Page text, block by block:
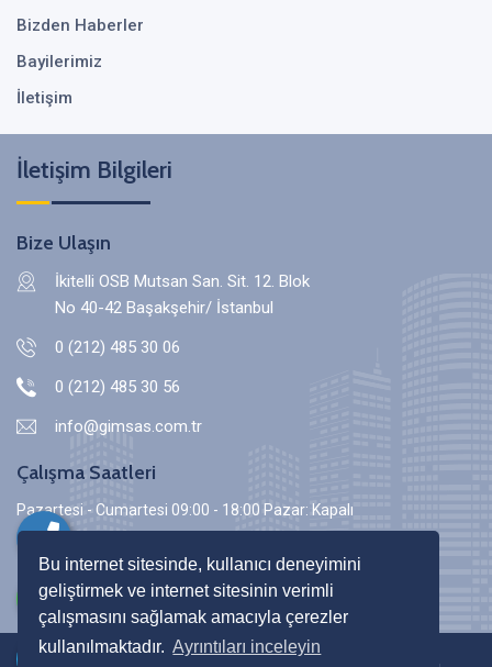
Bu internet sitesinde, kullanıcı deneyimini
geliştirmek ve internet sitesinin verimli
çalışmasını sağlamak amacıyla çerezler
kullanılmaktadır. Ayrıntıları inceleyin
Bizden Haberler
Bayilerimiz
İletişim
İletişim Bilgileri
Bize Ulaşın
İkitelli OSB Mutsan San. Sit. 12. Blok
No 40-42 Başakşehir/ İstanbul
0 (212) 485 30 06
0 (212) 485 30 56
info@gimsas.com.tr
Çalışma Saatleri
Pazartesi - Cumartesi 09:00 - 18:00 Pazar: Kapalı